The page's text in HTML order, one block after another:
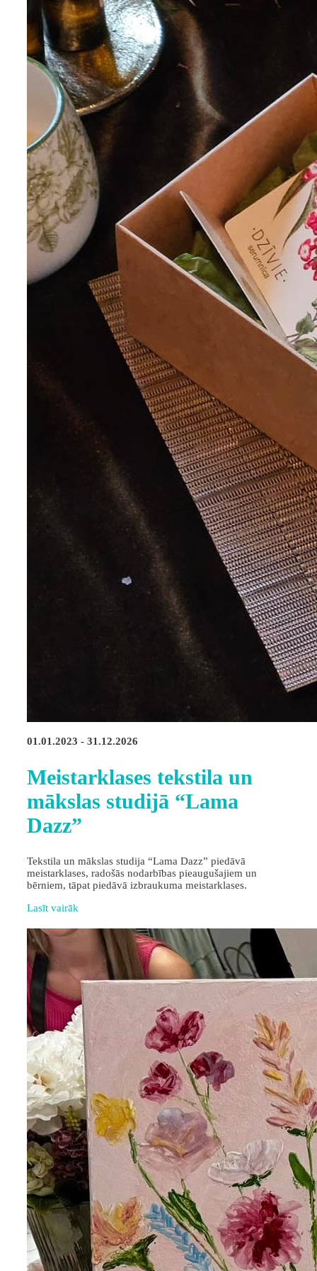
01.01.2023 - 31.12.2026
Meistarklases tekstila un
mākslas studijā “Lama
Dazz”
Tekstila un mākslas studija “Lama Dazz” piedāvā
meistarklases, radošās nodarbības pieaugušajiem un
bērniem, tāpat piedāvā izbraukuma meistarklases.
Lasīt vairāk